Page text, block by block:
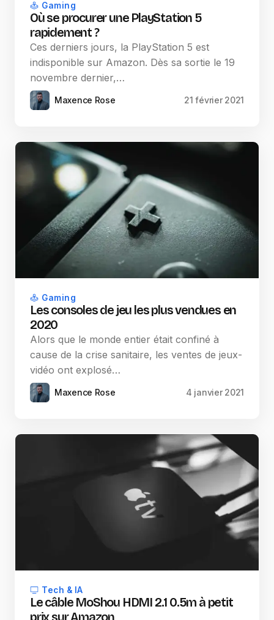
Gaming
Où se procurer une PlayStation 5
rapidement ?
Ces derniers jours, la PlayStation 5 est
indisponible sur Amazon. Dès sa sortie le 19
novembre dernier,…
Maxence Rose 21 février 2021
Gaming
Les consoles de jeu les plus vendues en
2020
Alors que le monde entier était confiné à
cause de la crise sanitaire, les ventes de jeux-
vidéo ont explosé…
Maxence Rose 4 janvier 2021
Tech & IA
Le câble MoShou HDMI 2.1 0.5m à petit